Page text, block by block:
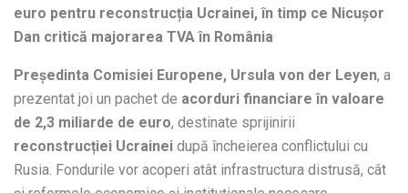
euro pentru reconstrucția Ucrainei, în timp ce Nicușor
Dan critică majorarea TVA în România
Președinta Comisiei Europene, Ursula von der Leyen, a
prezentat joi un pachet de acorduri financiare în valoare
de 2,3 miliarde de euro, destinate sprijinirii
reconstrucției Ucrainei după încheierea conflictului cu
Rusia. Fondurile vor acoperi atât infrastructura distrusă, cât